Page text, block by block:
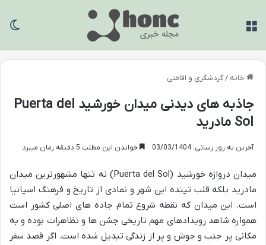
خانه /گردشگری و اقامتی
جاذبه های دیدنی میدان خورشید Puerta del
Sol مادرید
آخرین به روز رسانی: 03/03/1404 خواندن این مطلب 5 دقیقه زمان میبرد
میدان دروازه خورشید (Puerta del Sol) نه تنها مشهورترین میدان
مادرید بلکه قلب تپنده این شهر و نمادی از تاریخ و فرهنگ اسپانیا
است. این میدان که نقطه شروع تمام جاده های اصلی کشور است
همواره شاهد رویدادهای مهم تاریخی جشن ها و تظاهرات بوده و به
مکانی پر جنب و جوش و پر از زندگی تبدیل شده است. اگر قصد سفر